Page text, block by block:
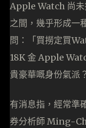
Apple Watch 尚未
之間，幾乎形成一
問：「買撈定買
18K 金 Apple
貴豪華嘅身份氣派
有消息指，經常準
券分析師 Ming-